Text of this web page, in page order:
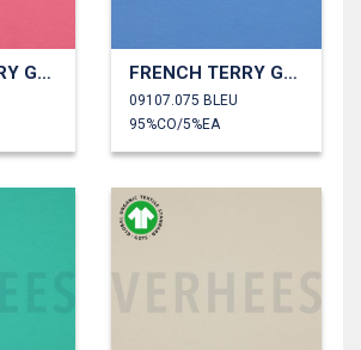
FRENCH TERRY GOTS FRENCH TERRY GOTS
09107.075 BLEU
95%CO/5%EA